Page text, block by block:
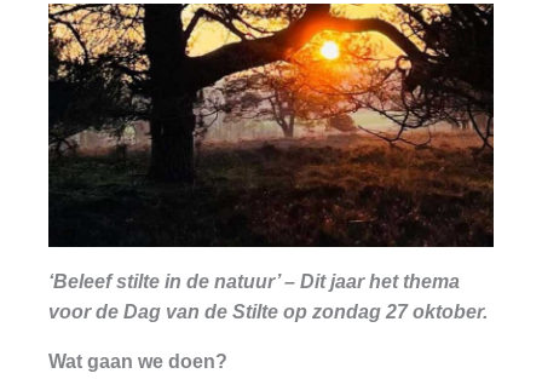
‘Beleef stilte in de natuur’ – Dit jaar het thema
voor de Dag van de Stilte op zondag 27 oktober.
Wat gaan we doen?